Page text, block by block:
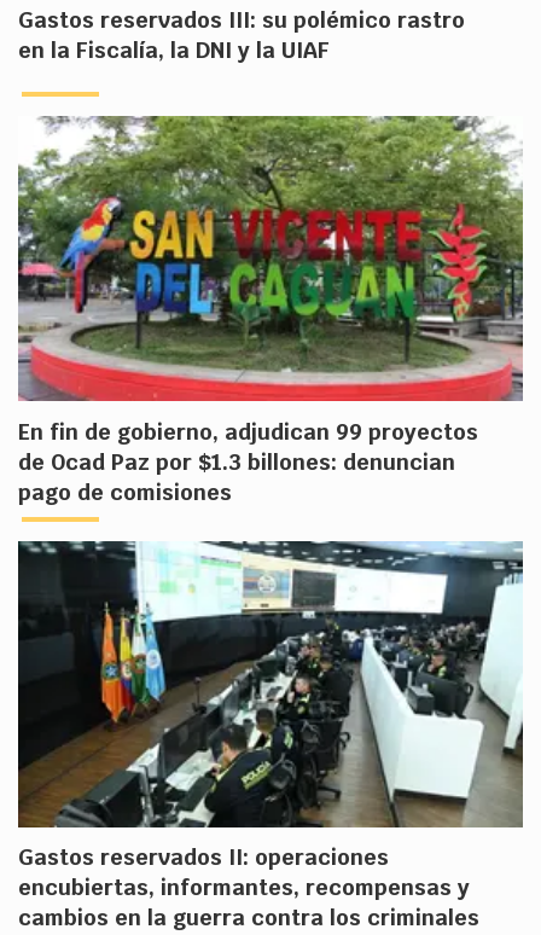
Gastos reservados III: su polémico rastro
en la Fiscalía, la DNI y la UIAF
En fin de gobierno, adjudican 99 proyectos
de Ocad Paz por $1.3 billones: denuncian
pago de comisiones
Gastos reservados II: operaciones
encubiertas, informantes, recompensas y
cambios en la guerra contra los criminales